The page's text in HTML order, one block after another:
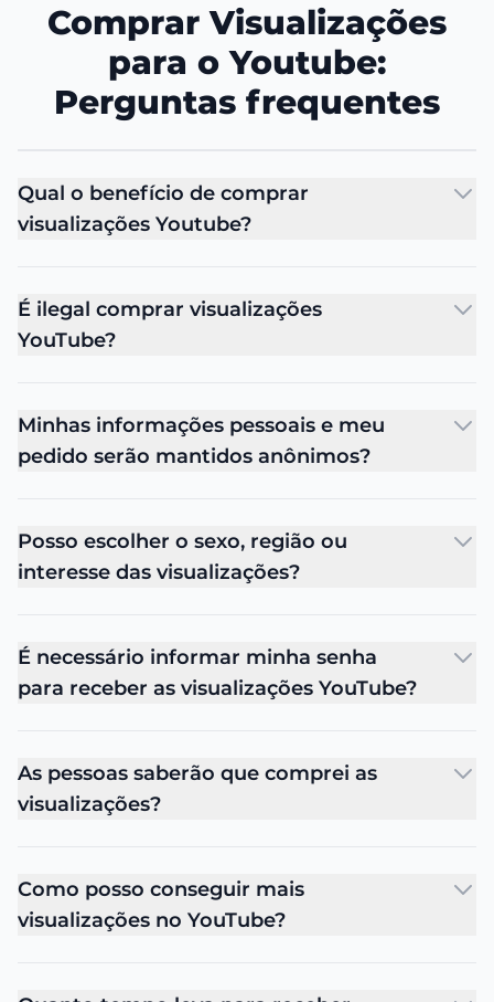
Comprar Visualizações
para o Youtube:
Perguntas frequentes
Qual o benefício de comprar
visualizações Youtube?
É ilegal comprar visualizações
YouTube?
Minhas informações pessoais e meu
pedido serão mantidos anônimos?
Posso escolher o sexo, região ou
interesse das visualizações?
É necessário informar minha senha
para receber as visualizações YouTube?
As pessoas saberão que comprei as
visualizações?
Como posso conseguir mais
visualizações no YouTube?